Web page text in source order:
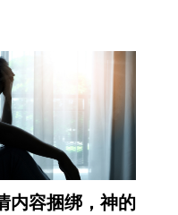
内容捆绑，神的